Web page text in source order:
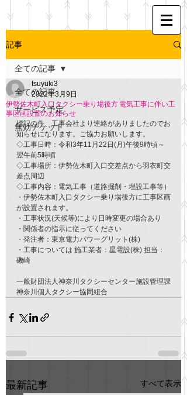
記事
全ての記事
サービス予定
無効チケット
全ての記事
伊勢佐木町入口タクシー乗り場後方 電気工事に伴い工
事区画設置のお知らせ
tsuyuki3
2022年3月9日
標記の件、工事会社より連絡がありましたのでお
知らせになります。ご協力お願いします。
◇工事日時：令和3年11月22日(月)午後9時頃～
翌午前5時頃
◇工事場所：伊勢佐木町入口交差点から羽衣町交
差点周辺
◇工事内容：電気工事（道路掘削・埋設工事等）
・伊勢佐木町入口タクシー乗り場後方に工事区画
が設置されます。
・工事状況(天候等)により日時変更の場合あり
・関係者の指示に従ってください
・発注者：東京電力パワーグリット(株)
・工事については 施工業者：星電設(株) 担当：
磯崎
一般財団法人神奈川タクシーセンター施設管理課
神奈川個人タクシー協同組合
最新記事 すべて表示